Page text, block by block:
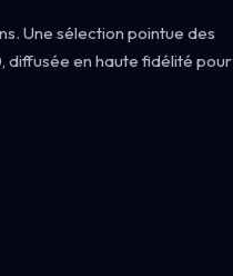
Une sélection pointue des
diffusée en haute fidélité pour